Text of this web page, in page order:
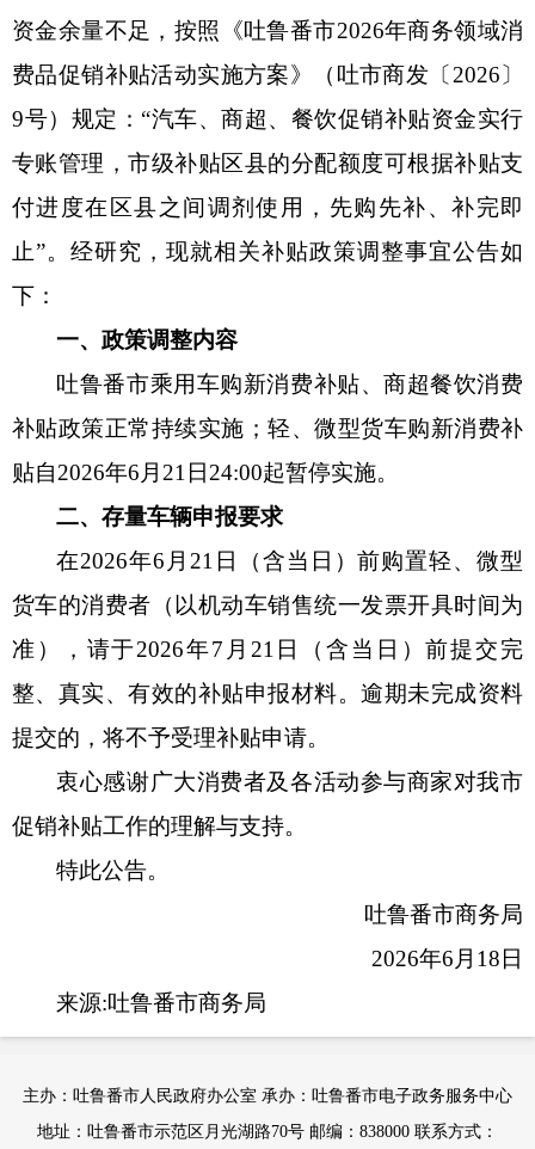
消防救援
重大建设项目批准和实施
公共资源交易和配置
社会公益事业建设
行政执法（事前公示）
行政执法（事后公布）
资金余量不足，按照《吐鲁番市2026年商务领域消
费品促销补贴活动实施方案》（吐市商发〔2026〕
9号）规定：“汽车、商超、餐饮促销补贴资金实行
专账管理，市级补贴区县的分配额度可根据补贴支
付进度在区县之间调剂使用，先购先补、补完即
止”。经研究，现就相关补贴政策调整事宜公告如
下：
一、政策调整内容
吐鲁番市乘用车购新消费补贴、商超餐饮消费
补贴政策正常持续实施；轻、微型货车购新消费补
贴自2026年6月21日24:00起暂停实施。
二、存量车辆申报要求
在2026年6月21日（含当日）前购置轻、微型
货车的消费者（以机动车销售统一发票开具时间为
准），请于2026年7月21日（含当日）前提交完
整、真实、有效的补贴申报材料。逾期未完成资料
提交的，将不予受理补贴申请。
衷心感谢广大消费者及各活动参与商家对我市
促销补贴工作的理解与支持。
特此公告。
吐鲁番市商务局
2026年6月18日
来源:吐鲁番市商务局
主办：吐鲁番市人民政府办公室 承办：吐鲁番市电子政务服务中心
地址：吐鲁番市示范区月光湖路70号 邮编：838000 联系方式：